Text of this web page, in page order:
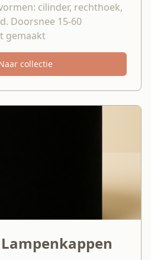
cilinder, rechthoek,
Doorsnee 15-60
gemaakt
collectie